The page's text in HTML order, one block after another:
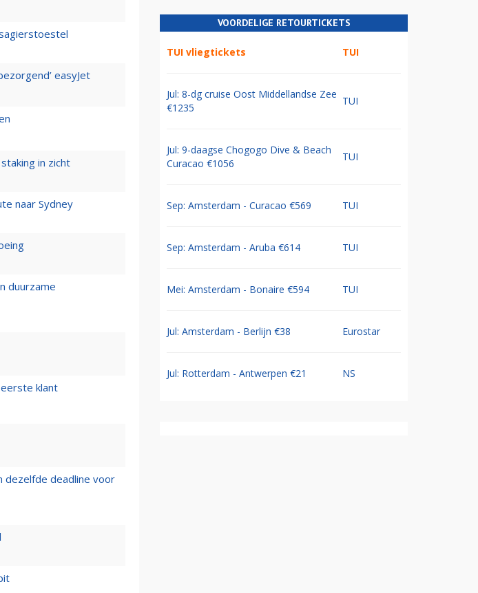
easyJet
in zicht
naar Sydney
duurzame
eerste klant
dezelfde deadline voor
VOORDELIGE RETOURTICKETS
TUI vliegtickets TUI
Jul: 8-dg cruise Oost Middellandse Zee
€1235
TUI
Jul: 9-daagse Chogogo Dive & Beach
Curacao €1056
TUI
Sep: Amsterdam - Curacao €569 TUI
Sep: Amsterdam - Aruba €614 TUI
Mei: Amsterdam - Bonaire €594 TUI
Jul: Amsterdam - Berlijn €38 Eurostar
Jul: Rotterdam - Antwerpen €21 NS